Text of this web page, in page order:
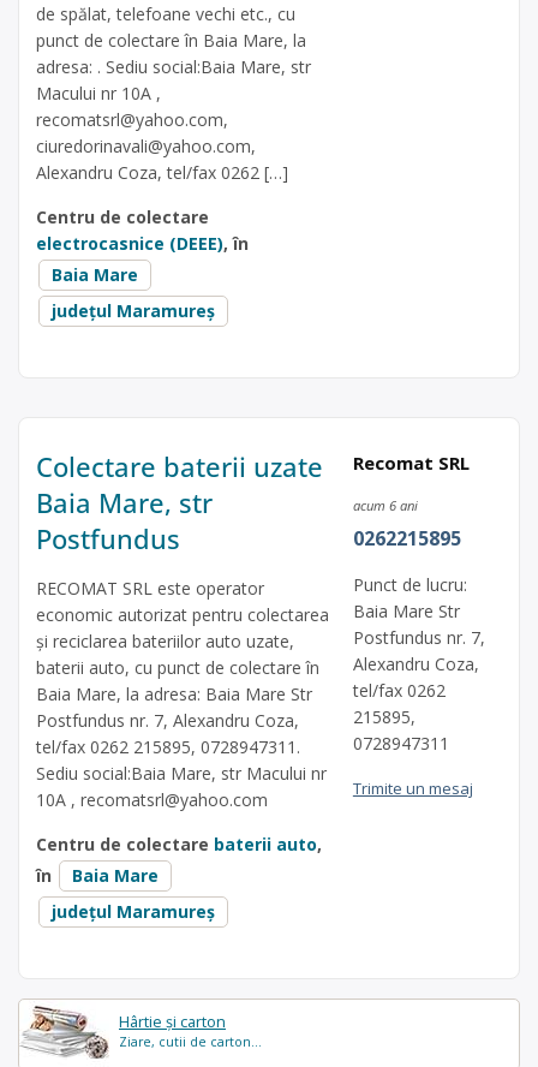
Hârtie și carton
Ziare, cutii de carton...
de spălat, telefoane vechi etc., cu
punct de colectare în Baia Mare, la
adresa: . Sediu social:Baia Mare, str
Macului nr 10A ,
recomatsrl@yahoo.com,
ciuredorinavali@yahoo.com,
Alexandru Coza, tel/fax 0262 […]
Centru de colectare
electrocasnice (DEEE), în
Baia Mare
județul Maramureș
Colectare baterii uzate
Baia Mare, str
Postfundus
RECOMAT SRL este operator
economic autorizat pentru colectarea
și reciclarea bateriilor auto uzate,
baterii auto, cu punct de colectare în
Baia Mare, la adresa: Baia Mare Str
Postfundus nr. 7, Alexandru Coza,
tel/fax 0262 215895, 0728947311.
Sediu social:Baia Mare, str Macului nr
10A , recomatsrl@yahoo.com
Centru de colectare baterii auto,
în
Baia Mare
județul Maramureș
Recomat SRL
acum 6 ani
0262215895
Punct de lucru:
Baia Mare Str
Postfundus nr. 7,
Alexandru Coza,
tel/fax 0262
215895,
0728947311
Trimite un mesaj